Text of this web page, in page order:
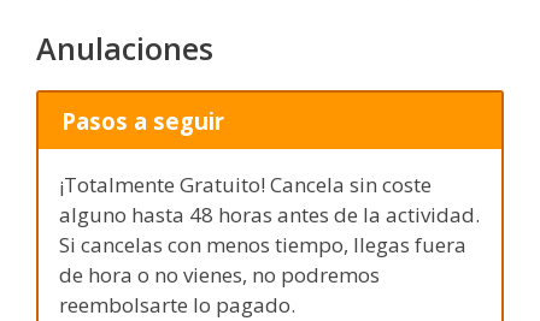
Anulaciones
Pasos a seguir
¡Totalmente Gratuito! Cancela sin coste
alguno hasta 48 horas antes de la actividad.
Si cancelas con menos tiempo, llegas fuera
de hora o no vienes, no podremos
reembolsarte lo pagado.